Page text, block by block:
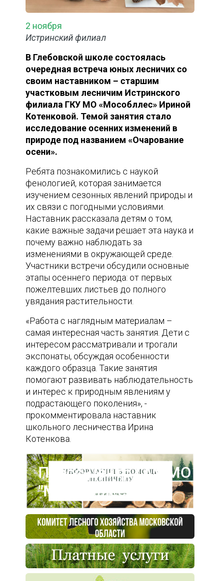
2 ноября
Истринский филиал
В Глебовской школе состоялась
очередная встреча юных лесничих со
своим наставником – старшим
участковым лесничим Истринского
филиала ГКУ МО «Мособллес» Ириной
Котенковой. Темой занятия стало
исследование осенних изменений в
природе под названием «Очарование
осени».
Ребята познакомились с наукой
фенологией, которая занимается
изучением сезонных явлений природы и
их связи с погодными условиями.
Наставник рассказала детям о том,
какие важные задачи решает эта наука и
почему важно наблюдать за
изменениями в окружающей среде.
Участники встречи обсудили основные
этапы осеннего периода: от первых
пожелтевших листьев до полного
увядания растительности.
«Работа с наглядным материалам –
самая интересная часть занятия. Дети с
интересом рассматривали и трогали
экспонаты, обсуждая особенности
каждого образца. Такие занятия
помогают развивать наблюдательность
и интерес к природным явлениям у
подрастающего поколения», -
прокомментировала наставник
школьного лесничества Ирина
Котенкова.
Пресс-центр ГАУ МО
"Мособллес"